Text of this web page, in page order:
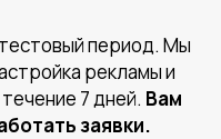
период. Мы
рекламы и
7 дней. Вам
заявки.